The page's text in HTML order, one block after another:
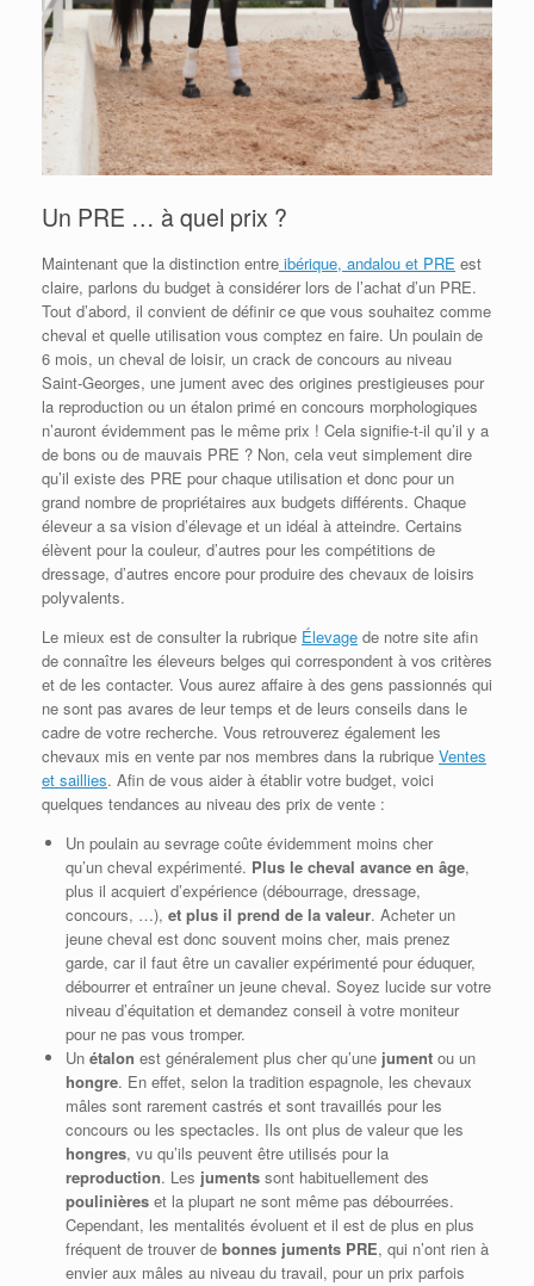
Un PRE … à quel prix ?
Maintenant que la distinction entre ibérique, andalou et PRE est
claire, parlons du budget à considérer lors de l’achat d’un PRE.
Tout d’abord, il convient de définir ce que vous souhaitez comme
cheval et quelle utilisation vous comptez en faire. Un poulain de
6 mois, un cheval de loisir, un crack de concours au niveau
Saint-Georges, une jument avec des origines prestigieuses pour
la reproduction ou un étalon primé en concours morphologiques
n’auront évidemment pas le même prix ! Cela signifie-t-il qu’il y a
de bons ou de mauvais PRE ? Non, cela veut simplement dire
qu’il existe des PRE pour chaque utilisation et donc pour un
grand nombre de propriétaires aux budgets différents. Chaque
éleveur a sa vision d’élevage et un idéal à atteindre. Certains
élèvent pour la couleur, d’autres pour les compétitions de
dressage, d’autres encore pour produire des chevaux de loisirs
polyvalents.
Le mieux est de consulter la rubrique Élevage de notre site afin
de connaître les éleveurs belges qui correspondent à vos critères
et de les contacter. Vous aurez affaire à des gens passionnés qui
ne sont pas avares de leur temps et de leurs conseils dans le
cadre de votre recherche. Vous retrouverez également les
chevaux mis en vente par nos membres dans la rubrique Ventes
et saillies. Afin de vous aider à établir votre budget, voici
quelques tendances au niveau des prix de vente :
Un poulain au sevrage coûte évidemment moins cher
qu’un cheval expérimenté. Plus le cheval avance en âge,
plus il acquiert d’expérience (débourrage, dressage,
concours, …), et plus il prend de la valeur. Acheter un
jeune cheval est donc souvent moins cher, mais prenez
garde, car il faut être un cavalier expérimenté pour éduquer,
débourrer et entraîner un jeune cheval. Soyez lucide sur votre
niveau d’équitation et demandez conseil à votre moniteur
pour ne pas vous tromper.
Un étalon est généralement plus cher qu’une jumentou un
hongre. En effet, selon la tradition espagnole, les chevaux
mâles sont rarement castrés et sont travaillés pour les
concours ou les spectacles. Ils ont plus de valeur que les
hongres, vu qu’ils peuvent être utilisés pour la
reproduction. Les jumentssont habituellement des
poulinièreset la plupart ne sont même pas débourrées.
Cependant, les mentalités évoluent et il est de plus en plus
fréquent de trouver de bonnes juments PRE, qui n’ont rien à
envier aux mâles au niveau du travail, pour un prix parfois